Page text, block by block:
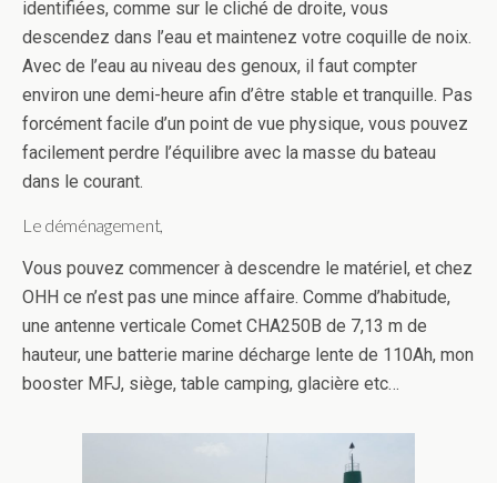
identifiées, comme sur le cliché de droite, vous
descendez dans l’eau et maintenez votre coquille de noix.
Avec de l’eau au niveau des genoux, il faut compter
environ une demi-heure afin d’être stable et tranquille. Pas
forcément facile d’un point de vue physique, vous pouvez
facilement perdre l’équilibre avec la masse du bateau
dans le courant.
Le déménagement,
Vous pouvez commencer à descendre le matériel, et chez
OHH ce n’est pas une mince affaire. Comme d’habitude,
une antenne verticale Comet CHA250B de 7,13 m de
hauteur, une batterie marine décharge lente de 110Ah, mon
booster MFJ, siège, table camping, glacière etc…